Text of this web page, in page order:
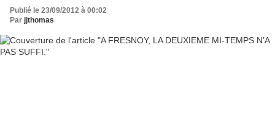
Publié le 23/09/2012 à 00:02
Par jjthomas